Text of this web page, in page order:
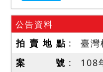
公告資料
拍 賣 地 點
臺灣
案 號
108